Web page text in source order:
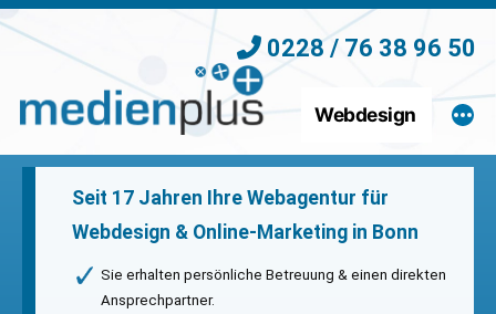
Zum
springen
0228 / 76 38 96 50
Webdesign
Seit 17 Jahren Ihre Webagentur für
Webdesign & Online-Marketing in Bonn
Sie erhalten persönliche Betreuung & einen direkten
Ansprechpartner.